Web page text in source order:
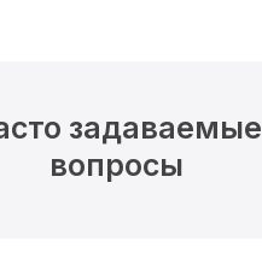
задаваемые
вопросы